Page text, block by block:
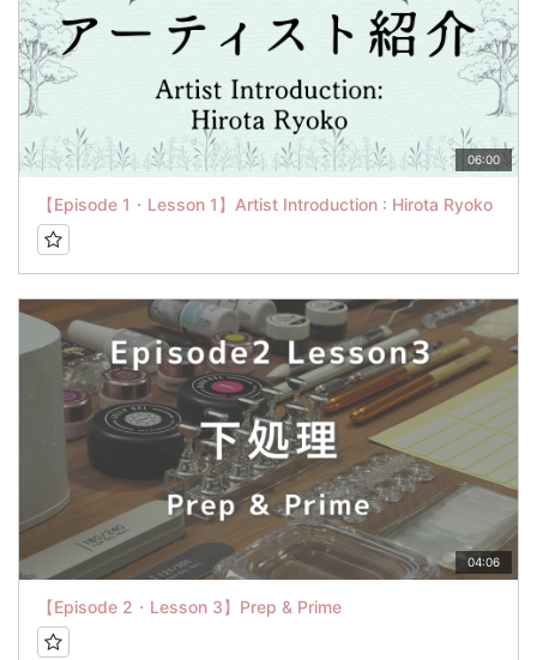
06:00
【Episode 1・Lesson 1】Artist Introduction : Hirota Ryoko
04:06
【Episode 2・Lesson 3】Prep & Prime